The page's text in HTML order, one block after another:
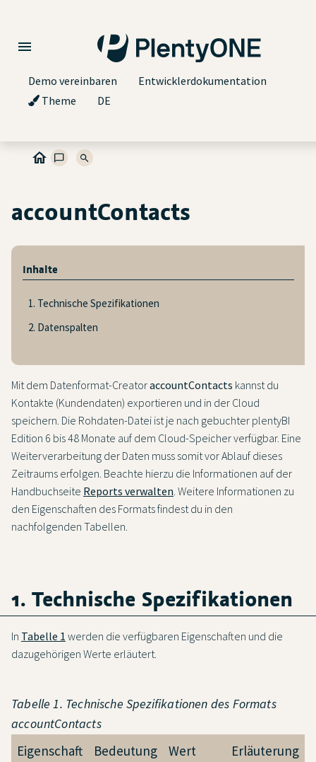
Demo vereinbaren
Entwicklerdokumentation
Theme
DE
accountContacts
Inhalte
1. Technische Spezifikationen
2. Datenspalten
Mit dem Datenformat-CreatoraccountContacts kannst du
Kontakte (Kundendaten) exportieren und in der Cloud
speichern. Die Rohdaten-Datei ist je nach gebuchter plentyBI
Edition 6 bis 48 Monate auf dem Cloud-Speicher verfügbar. Eine
Weiterverarbeitung der Daten muss somit vor Ablauf dieses
Zeitraums erfolgen. Beachte hierzu die Informationen auf der
Handbuchseite Reports verwalten. Weitere Informationen zu
den Eigenschaften des Formats findest du in den
nachfolgenden Tabellen.
1. Technische Spezifikationen
In Tabelle 1 werden die verfügbaren Eigenschaften und die
dazugehörigen Werte erläutert.
Tabelle 1. Technische Spezifikationen des Formats
accountContacts
Eigenschaft Bedeutung Wert
Erläuterung